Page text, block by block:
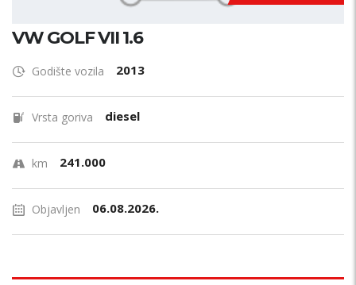
VW GOLF VII 1.6
Godište vozila 2013
Vrsta goriva diesel
km 241.000
Objavljen 06.08.2026.